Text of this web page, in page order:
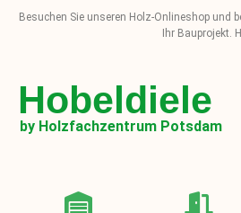
Besuchen Sie unseren Holz-Onlineshop und
Ihr Bauprojekt.
Hobeldiele
by Holzfachzentrum Potsdam